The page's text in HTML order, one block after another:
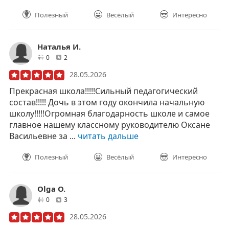
Полезный Весёлый Интересно
Наталья И.
0друзей
2
28.05.2026
Прекрасная школа!!!!!Сильный педагогический
состав!!!!! Дочь в этом году окончила начальную
школу!!!!!Огромная благодарность школе и самое
главное нашему классному руководителю Оксане
Васильевне за ... читать дальше
Полезный Весёлый Интересно
Olga O.
0друзей
3отзывов
28.05.2026